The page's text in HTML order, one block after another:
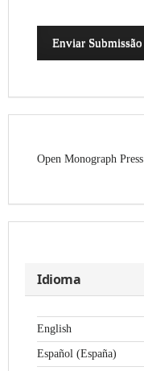
Enviar Submissão
Open Monograph Press
Idioma
English
Español (España)